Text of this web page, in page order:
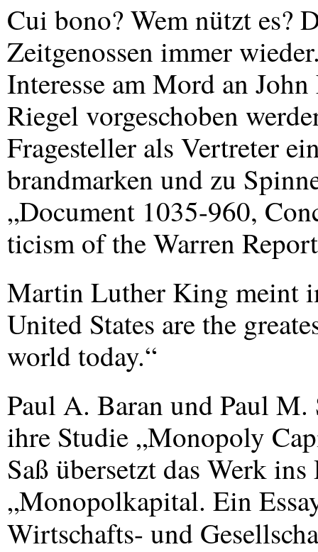
Cui bono? Wem nützt es?
Zeitgenossen immer
Interesse am Mord an
Riegel vorgeschoben
Fragesteller als Vertreter
brandmarken und zu
„Document 1035-960,
ticism of the Warren
Martin Luther King meint
United States are the
world today.“
Paul A. Baran und Paul
ihre Studie „Monopoly
Saß übersetzt das Werk
„Monopolkapital. Ein
Wirtschafts- und